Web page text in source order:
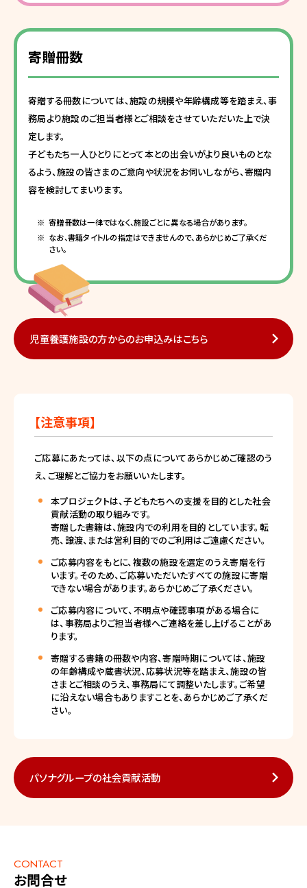
寄贈冊数
寄贈する冊数については、施設の規模や年齢構成等を踏まえ、事
務局より施設のご担当者様とご相談をさせていただいた上で決
定します。
子どもたち一人ひとりにとって本との出会いがより良いものとな
るよう、施設の皆さまのご意向や状況をお伺いしながら、寄贈内
容を検討してまいります。
寄贈冊数は一律ではなく、施設ごとに異なる場合があります。
なお、書籍タイトルの指定はできませんので、あらかじめご了承くだ
さい。
児童養護施設の方からのお申込みはこちら
【注意事項】
ご応募にあたっては、以下の点についてあらかじめご確認のう
え、ご理解とご協力をお願いいたします。
本プロジェクトは、子どもたちへの支援を目的とした社会
貢献活動の取り組みです。
寄贈した書籍は、施設内での利用を目的としています。転
売、譲渡、または営利目的でのご利用はご遠慮ください。
ご応募内容をもとに、複数の施設を選定のうえ寄贈を行
います。そのため、ご応募いただいたすべての施設に寄贈
できない場合があります。あらかじめご了承ください。
ご応募内容について、不明点や確認事項がある場合に
は、事務局よりご担当者様へご連絡を差し上げることがあ
ります。
寄贈する書籍の冊数や内容、寄贈時期については、施設
の年齢構成や蔵書状況、応募状況等を踏まえ、施設の皆
さまとご相談のうえ、事務局にて調整いたします。ご希望
に沿えない場合もありますことを、あらかじめご了承くだ
さい。
パソナグループの社会貢献活動
CONTACT
お問合せ